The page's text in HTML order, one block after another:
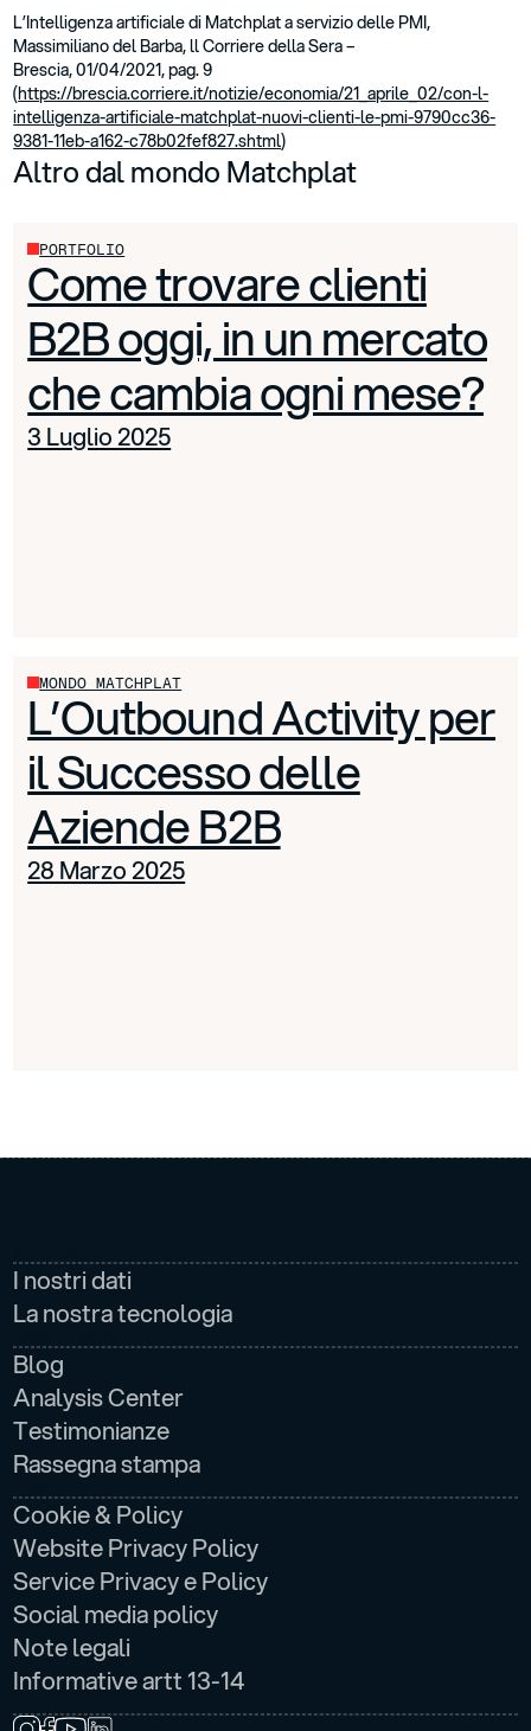
L’Intelligenza artificiale di Matchplat a servizio delle PMI,
Massimiliano del Barba, ll Corriere della Sera –
Brescia, 01/04/2021, pag. 9
(https://brescia.corriere.it/notizie/economia/21_aprile_02/con-l-
intelligenza-artificiale-matchplat-nuovi-clienti-le-pmi-9790cc36-
9381-11eb-a162-c78b02fef827.shtml)
Altro dal mondo Matchplat
PORTFOLIO
Come trovare clienti
B2B oggi, in un mercato
che cambia ogni mese?
3 Luglio 2025
MONDO MATCHPLAT
L’Outbound Activity per
il Successo delle
Aziende B2B
28 Marzo 2025
I nostri dati
La nostra tecnologia
Blog
Analysis Center
Testimonianze
Rassegna stampa
Cookie & Policy
Website Privacy Policy
Service Privacy e Policy
Social media policy
Note legali
Informative artt 13-14